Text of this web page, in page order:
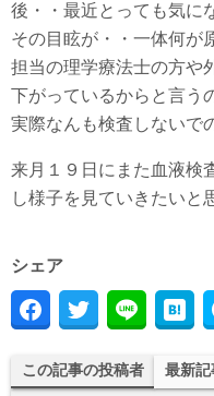
後・・最近とっても気に
その目眩が・・一体何が
担当の理学療法士の方や
下がっているからと言う
実際なんも検査しないで
来月１９日にまた血液検
し様子を見ていきたいと
シェア
この記事の投稿者 最新記